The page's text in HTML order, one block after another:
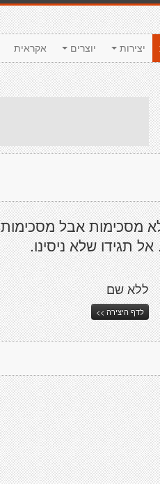
אקראית יוצרים יצירות
מסכימות אבל מסכימות
תגידו שלא ניסינו.
ללא שם
לדף היצירה >>